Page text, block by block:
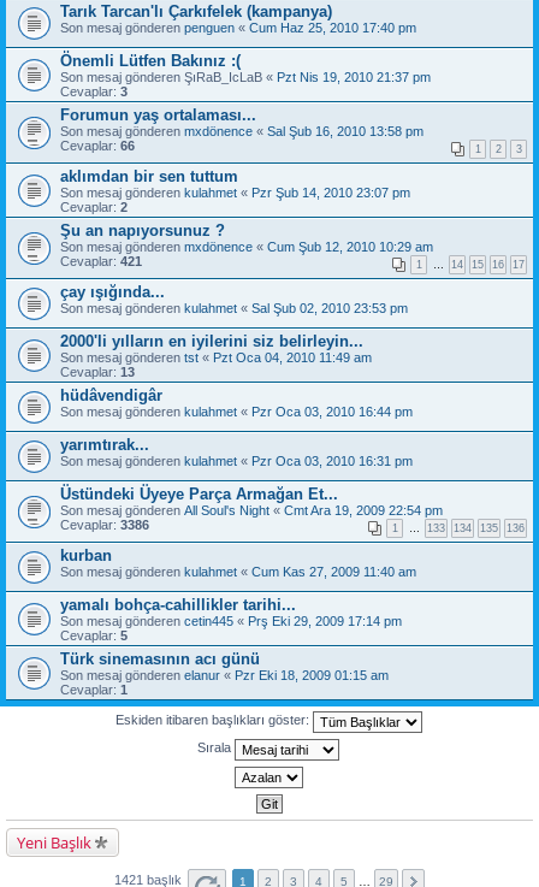
Tarık Tarcan'lı Çarkıfelek (kampanya)
Son mesaj gönderen penguen « Cum Haz 25, 2010 17:40 pm
Önemli Lütfen Bakınız :(
Son mesaj gönderen ŞıRaB_IcLaB « Pzt Nis 19, 2010 21:37 pm
Cevaplar: 3
Forumun yaş ortalaması...
Son mesaj gönderen mxdönence « Sal Şub 16, 2010 13:58 pm
Cevaplar: 66 1 2 3
aklımdan bir sen tuttum
Son mesaj gönderen kulahmet « Pzr Şub 14, 2010 23:07 pm
Cevaplar: 2
Şu an napıyorsunuz ?
Son mesaj gönderen mxdönence « Cum Şub 12, 2010 10:29 am
Cevaplar: 421 1 14 15 16 17
çay ışığında...
Son mesaj gönderen kulahmet « Sal Şub 02, 2010 23:53 pm
2000'li yılların en iyilerini siz belirleyin...
Son mesaj gönderen tst « Pzt Oca 04, 2010 11:49 am
Cevaplar: 13
hüdâvendigâr
Son mesaj gönderen kulahmet « Pzr Oca 03, 2010 16:44 pm
yarımtırak...
Son mesaj gönderen kulahmet « Pzr Oca 03, 2010 16:31 pm
Üstündeki Üyeye Parça Armağan Et...
Son mesaj gönderen All Soul's Night « Cmt Ara 19, 2009 22:54 pm
Cevaplar: 3386 1 133 134 135 136
kurban
Son mesaj gönderen kulahmet « Cum Kas 27, 2009 11:40 am
yamalı bohça-cahillikler tarihi...
Son mesaj gönderen cetin445 « Prş Eki 29, 2009 17:14 pm
Cevaplar: 5
Türk sinemasının acı günü
Son mesaj gönderen elanur « Pzr Eki 18, 2009 01:15 am
Cevaplar: 1
Eskiden itibaren başlıkları göster:
Sırala
Yeni Başlık
1421 başlık 1 2 3 4 5 29